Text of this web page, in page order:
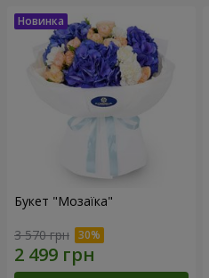
Букет "Мозаїка"
3 570 грн